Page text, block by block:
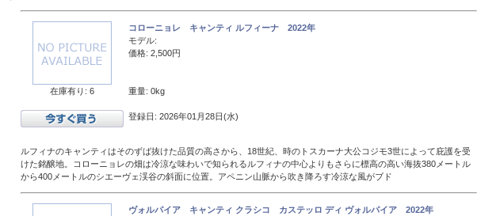
在庫有り: 6
コローニョレ キャンティ ルフィーナ 2022年
モデル:
価格: 2,500円
重量: 0kg
登録日: 2026年01月28日(水)
ルフィナのキャンティはそのずば抜けた品質の高さから、18世紀、時のトスカーナ大公コジモ3世によって庇護を受
けた銘醸地。コローニョレの畑は冷涼な味わいで知られるルフィナの中心よりもさらに標高の高い海抜380メートル
から400メートルのシエーヴェ渓谷の斜面に位置。アペニン山脈から吹き降ろす冷涼な風がブド
ヴォルパイア キャンティ クラシコ カステッロ ディ ヴォルパイア 2022年